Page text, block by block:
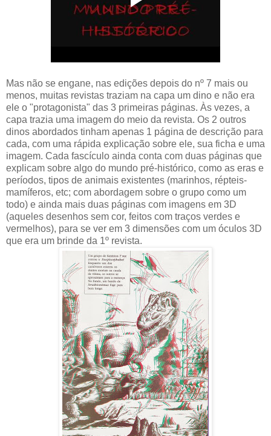
Mas não se engane, nas edições depois do nº 7 mais ou
menos, muitas revistas traziam na capa um dino e não era
ele o "protagonista" das 3 primeiras páginas. Às vezes, a
capa trazia uma imagem do meio da revista. Os 2 outros
dinos abordados tinham apenas 1 página de descrição para
cada, com uma rápida explicação sobre ele, sua ficha e uma
imagem. Cada fascículo ainda conta com duas páginas que
explicam sobre algo do mundo pré-histórico, como as eras e
períodos, tipos de animais existentes (marinhos, répteis-
mamíferos, etc; com abordagem sobre o grupo como um
todo) e ainda mais duas páginas com imagens em 3D
(aqueles desenhos sem cor, feitos com traços verdes e
vermelhos), para se ver em 3 dimensões com um óculos 3D
que era um brinde da 1º revista.